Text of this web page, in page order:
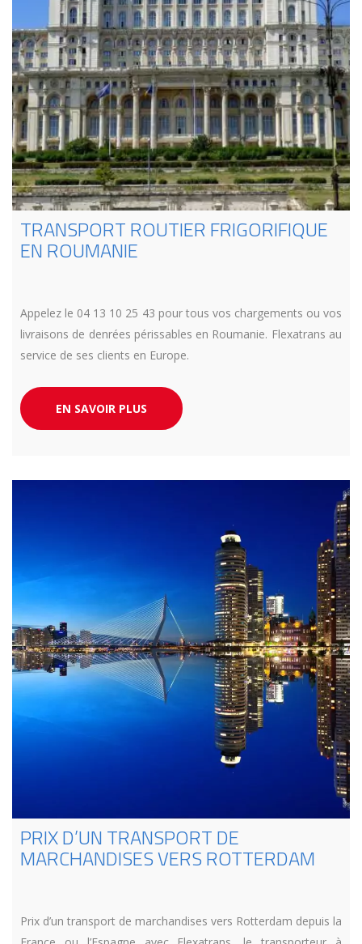
TRANSPORT ROUTIER FRIGORIFIQUE
EN ROUMANIE
Appelez le 04 13 10 25 43 pour tous vos chargements ou vos
livraisons de denrées périssables en Roumanie. Flexatrans au
service de ses clients en Europe.
EN SAVOIR PLUS
PRIX D’UN TRANSPORT DE
MARCHANDISES VERS ROTTERDAM
Prix d’un transport de marchandises vers Rotterdam depuis la